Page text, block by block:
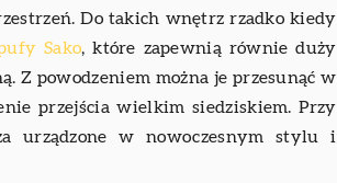
Do takich wnętrz rzadko kiedy
Sako, które zapewnią równie duży
Z powodzeniem można je przesunąć w
przejścia wielkim siedziskiem. Przy
urządzone w nowoczesnym stylu i